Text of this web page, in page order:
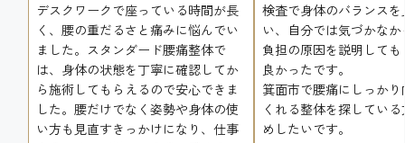
デスクワークで座っている時間が長
く、腰の重だるさと痛みに悩んでい
ました。スタンダード腰痛整体で
は、身体の状態を丁寧に確認してか
ら施術してもらえるので安心できま
した。腰だけでなく姿勢や身体の使
い方も見直すきっかけになり、仕事
検査で身体のバランス
い、自分では気づかな
負担の原因を説明して
良かったです。
箕面市で腰痛にしっか
くれる整体を探してい
めしたいです。